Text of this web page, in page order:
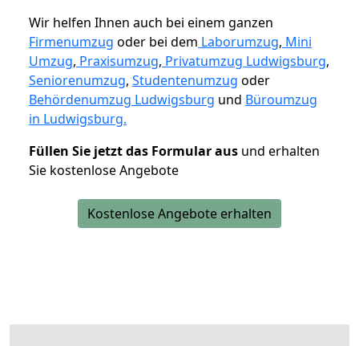
Wir helfen Ihnen auch bei einem ganzen
Firmenumzug oder bei dem Laborumzug, Mini
Umzug, Praxisumzug, Privatumzug Ludwigsburg,
Seniorenumzug, Studentenumzug oder
Behördenumzug Ludwigsburg und Büroumzug
in Ludwigsburg.
Füllen Sie jetzt das Formular aus und erhalten
Sie kostenlose Angebote
Kostenlose Angebote erhalten